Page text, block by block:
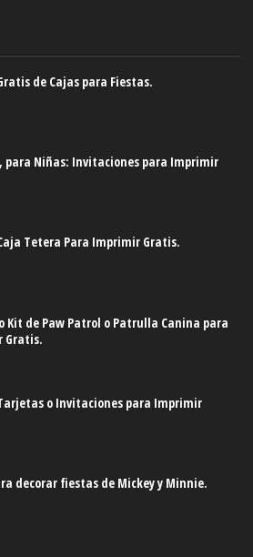
de Cajas para Fiestas.
para Niñas: Invitaciones para Imprimir
Tetera Para Imprimir Gratis.
Kit de Paw Patrol o Patrulla Canina para
Gratis.
o Invitaciones para Imprimir
decorar fiestas de Mickey y Minnie.